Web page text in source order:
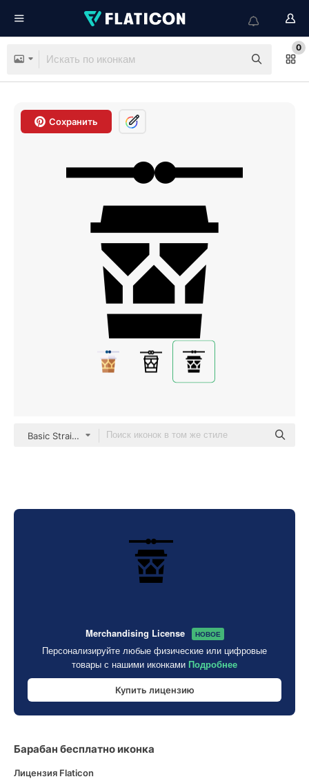
0
Сохранить
Basic Straight Filled
Merchandising License НОВОЕ
Персонализируйте любые физические или цифровые
товары с нашими иконками Подробнее
Купить лицензию
Барабан бесплатно иконка
Лицензия Flaticon